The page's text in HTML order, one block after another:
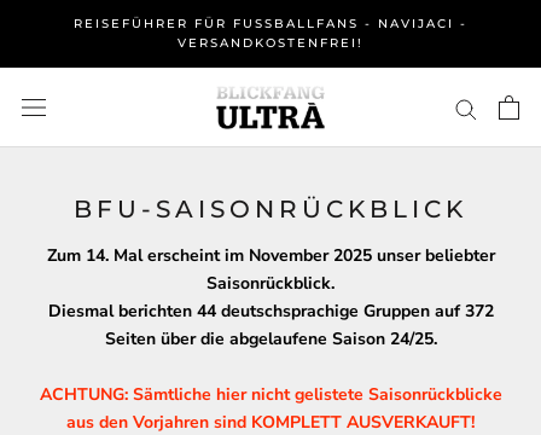
Inhalt
REISEFÜHRER FÜR FUSSBALLFANS - NAVIJACI - V
ERSANDKOSTENFREI!
BFU-SAISONRÜCKBLICK
Zum 14. Mal erscheint im November 2025 unser beliebter
Saisonrückblick.
Diesmal berichten 44 deutschsprachige Gruppen auf 372
Seiten über die abgelaufene Saison 24/25.
ACHTUNG: Sämtliche hier nicht gelistete Saisonrückblicke
aus den Vorjahren sind KOMPLETT AUSVERKAUFT!